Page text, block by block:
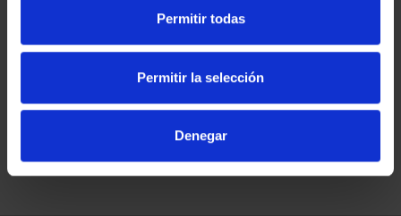
Permitir todas
Permitir la selección
Denegar
CAPITALES DE
COMPLET...
3.796,00 €